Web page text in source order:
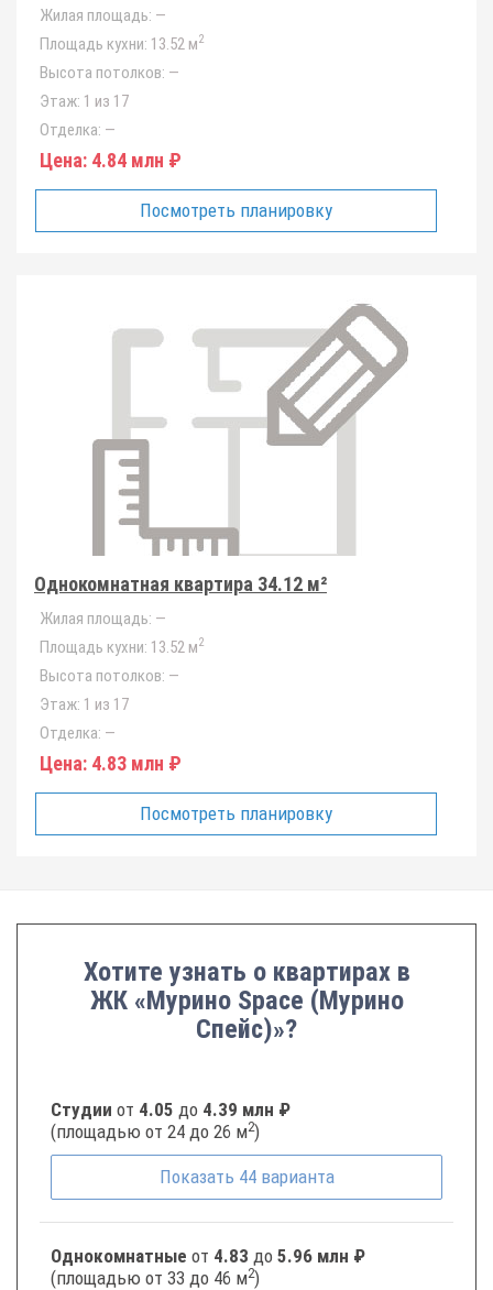
Жилая площадь: —
Площадь кухни: 13.52 м2
Высота потолков: —
Этаж: 1 из 17
Отделка: —
Цена: 4.84 млн ₽
Посмотреть планировку
Однокомнатная квартира 34.12 м²
Жилая площадь: —
Площадь кухни: 13.52 м2
Высота потолков: —
Этаж: 1 из 17
Отделка: —
Цена: 4.83 млн ₽
Посмотреть планировку
Хотите узнать о квартирах в
ЖК «Мурино Space (Мурино
Спейс)»?
Студии от 4.05 до 4.39 млн ₽
(площадью от 24 до 26 м2)
Показать 44 варианта
Однокомнатные от 4.83 до 5.96 млн ₽
(площадью от 33 до 46 м2)